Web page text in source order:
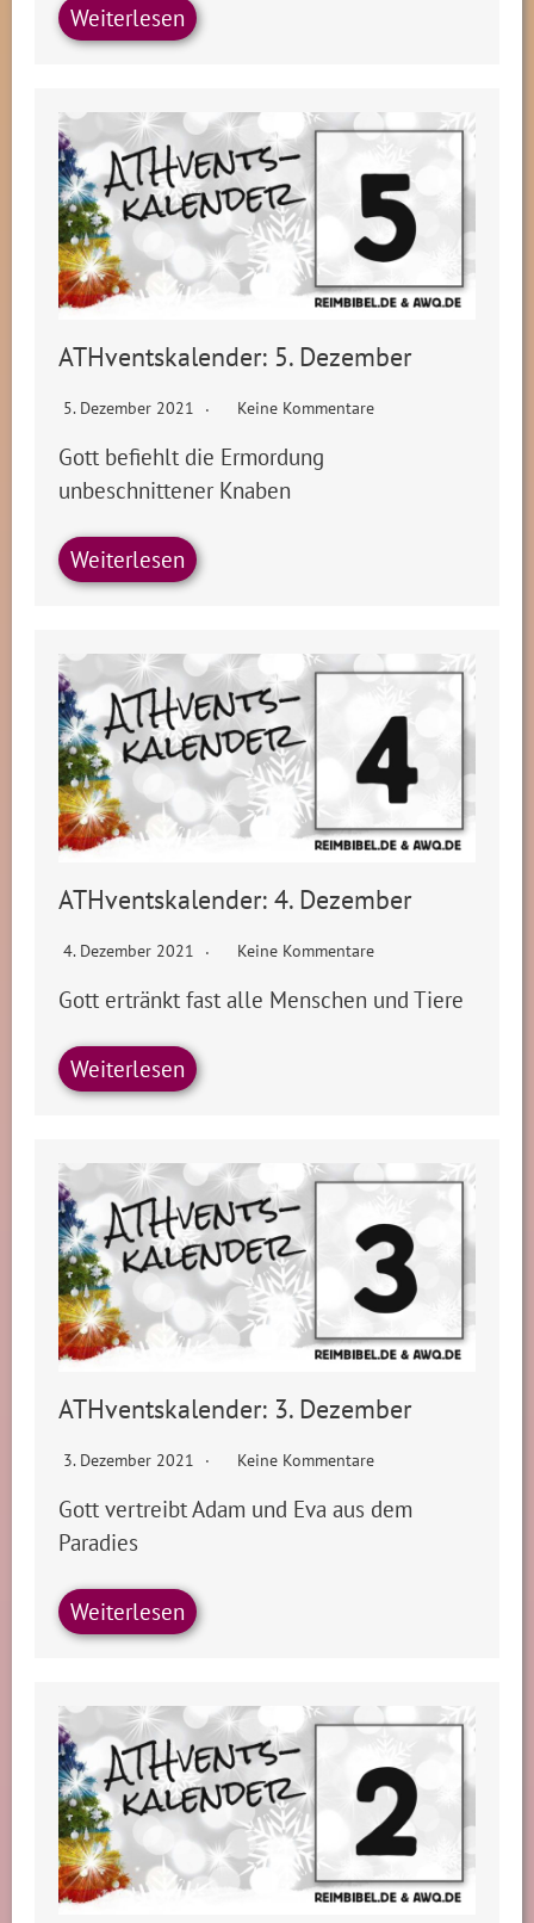
Weiterlesen
ATHventskalender: 5. Dezember
5. Dezember 2021 Keine Kommentare
Gott befiehlt die Ermordung
unbeschnittener Knaben
Weiterlesen
ATHventskalender: 4. Dezember
4. Dezember 2021 Keine Kommentare
Gott ertränkt fast alle Menschen und Tiere
Weiterlesen
ATHventskalender: 3. Dezember
3. Dezember 2021 Keine Kommentare
Gott vertreibt Adam und Eva aus dem
Paradies
Weiterlesen